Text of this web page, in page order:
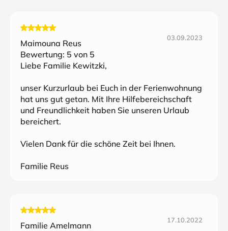
Maimouna Reus
03.09.2023
Bewertung: 5 von 5
Liebe Familie Kewitzki,
unser Kurzurlaub bei Euch in der Ferienwohnung
hat uns gut getan. Mit Ihre Hilfebereichschaft
und Freundlichkeit haben Sie unseren Urlaub
bereichert.
Vielen Dank für die schöne Zeit bei Ihnen.
Familie Reus
Familie Amelmann
17.10.2022